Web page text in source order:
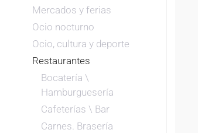
Mercados y ferias
Ocio nocturno
Ocio, cultura y deporte
Restaurantes
Bocatería \
Hamburguesería
Cafeterías \ Bar
Carnes. Brasería